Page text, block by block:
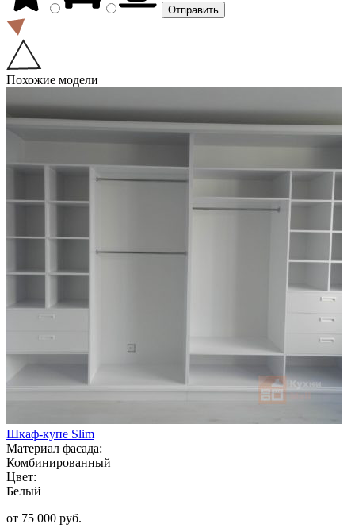
Похожие модели
Шкаф-купе Slim
Материал фасада:
Комбинированный
Цвет:
Белый
от 75 000 руб.